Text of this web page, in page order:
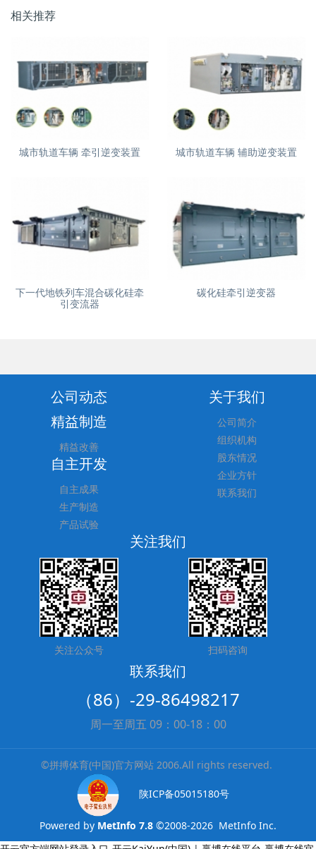
相关推荐
城市轨道车辆 牵引逆变装置 城市轨道车辆 辅助逆变装置
下一代地铁列车混合碳化硅牵
引变流器
碳化硅牵引逆变器
公司动态 关于我们
公司简介
组织机构
股东情况
企业方针
联系我们
精益制造
精益改善
自主开发
自主成果
生产制造
产品试验
关注我们
关注公众号 扫码咨询
联系我们
（86）-29-86498217
周一至周五 09：00-18：00
©拼搏体育(中国)官方网站 2006.All rights reserved.
陕ICP备05015180号
Powered by MetInfo 7.8 ©2008-2026 MetInfo Inc.